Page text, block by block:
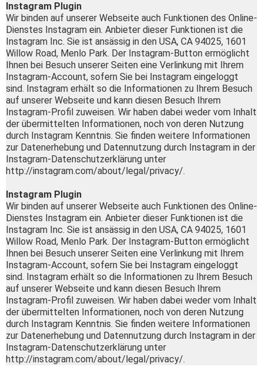
Instagram Plugin
Wir binden auf unserer Webseite auch Funktionen des Online-
Dienstes Instagram ein. Anbieter dieser Funktionen ist die
Instagram Inc. Sie ist ansässig in den USA, CA 94025, 1601
Willow Road, Menlo Park. Der Instagram-Button ermöglicht
Ihnen bei Besuch unserer Seiten eine Verlinkung mit Ihrem
Instagram-Account, sofern Sie bei Instagram eingeloggt
sind. Instagram erhält so die Informationen zu Ihrem Besuch
auf unserer Webseite und kann diesen Besuch Ihrem
Instagram-Profil zuweisen. Wir haben dabei weder vom Inhalt
der übermittelten Informationen, noch von deren Nutzung
durch Instagram Kenntnis. Sie finden weitere Informationen
zur Datenerhebung und Datennutzung durch Instagram in der
Instagram-Datenschutzerklärung unter
http://instagram.com/about/legal/privacy/.
Instagram Plugin
Wir binden auf unserer Webseite auch Funktionen des Online-
Dienstes Instagram ein. Anbieter dieser Funktionen ist die
Instagram Inc. Sie ist ansässig in den USA, CA 94025, 1601
Willow Road, Menlo Park. Der Instagram-Button ermöglicht
Ihnen bei Besuch unserer Seiten eine Verlinkung mit Ihrem
Instagram-Account, sofern Sie bei Instagram eingeloggt
sind. Instagram erhält so die Informationen zu Ihrem Besuch
auf unserer Webseite und kann diesen Besuch Ihrem
Instagram-Profil zuweisen. Wir haben dabei weder vom Inhalt
der übermittelten Informationen, noch von deren Nutzung
durch Instagram Kenntnis. Sie finden weitere Informationen
zur Datenerhebung und Datennutzung durch Instagram in der
Instagram-Datenschutzerklärung unter
http://instagram.com/about/legal/privacy/.